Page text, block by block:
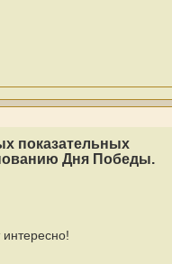
показательных
Дня Победы.